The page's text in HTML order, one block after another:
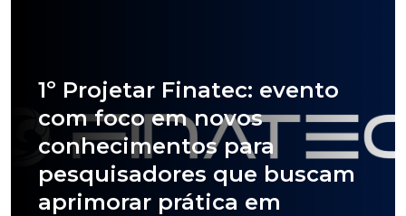
1º Projetar Finatec: evento
com foco em novos
conhecimentos para
pesquisadores que buscam
aprimorar prática em